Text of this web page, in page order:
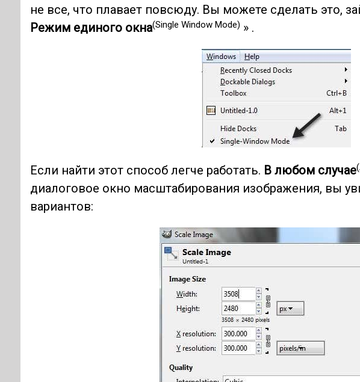
не все, что плавает повсюду. Вы можете сделать это,
Режим единого окна(Single Window Mode) » .
Если найти этот способ легче работать. В любом случае
диалоговое окно масштабирования изображения, вы
вариантов: